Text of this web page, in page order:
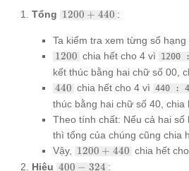
Tổng 1200
440
1200 + 440 :
Ta kiểm tra xem từng số hạng
1200
1200 chia hết cho 4 vì 1200
kết thúc bằng hai chữ số 00,
440
440 chia hết cho 4 vì 440 :
thúc bằng hai chữ số 40, chia
Theo tính chất: Nếu cả hai số
thì tổng của chúng cũng chia
Vậy,
1200
1200 + 440 chia hết cho
Hiệu 400
400 − 324 :